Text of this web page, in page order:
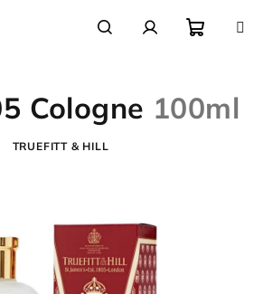
košík
Cologne 100ml
TRUEFITT & HILL